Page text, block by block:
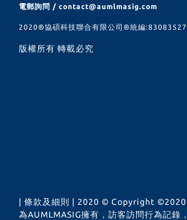
電郵詢問 / contact@aumlmasig.com
2020®︎協碩科技聯合有限公司®︎統編:83083527
版權所有 轉載必究
| 條款及細則 | 2020 © Copyright ©2020
為AUMLMASIG擁有，訪客訪問行為記錄